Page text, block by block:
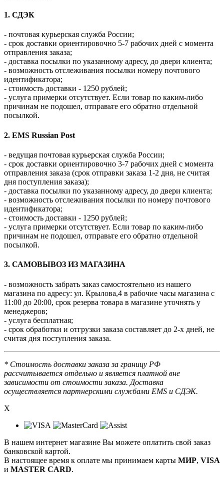
1. СДЭК
- почтовая курьерская служба России;
- срок доставки ориентировочно 5-7 рабочих дней с момента
отправления заказа;
- доставка посылки по указанному адресу, до двери клиента;
- возможность отслеживания посылки номеру почтового
идентификатора;
- стоимость доставки - 1250 рублей;
- услуга примерки отсутствует. Если товар по каким-либо
причинам не подошел, отправьте его обратно отдельной
посылкой.
2. EMS Russian Post
- ведущая почтовая курьерская служба России;
- срок доставки ориентировочно 3-7 рабочих дней с момента
отправления заказа (срок отправки заказа 1-2 дня, не считая
дня поступления заказа);
- доставка посылки по указанному адресу, до двери клиента;
- возможность отслеживания посылки по номеру почтового
идентификатора;
- стоимость доставки - 1250 рублей;
- услуга примерки отсутствует. Если товар по каким-либо
причинам не подошел, отправьте его обратно отдельной
посылкой.
3. САМОВЫВОЗ ИЗ МАГАЗИНА
- возможность забрать заказ самостоятельно из нашего
магазина по адресу: ул. Крылова,4 в рабочие часы магазина с
11:00 до 20:00, срок резерва товара в магазине уточнять у
менеджеров;
- услуга бесплатная;
- срок обработки и отгрузки заказа составляет до 2-х дней, не
считая дня поступления заказа.
* Стоимость доставки заказа за границу РФ
рассчитывается отдельно и является платной вне
зависимости от стоимости заказа. Доставка
осуществляется партнерскими службами EMS и СДЭК.
X
В нашем интернет магазине Вы можете оплатить свой заказ
банковской картой.
В настоящее время к оплате мы принимаем карты МИР, VISA
и MASTER CARD.